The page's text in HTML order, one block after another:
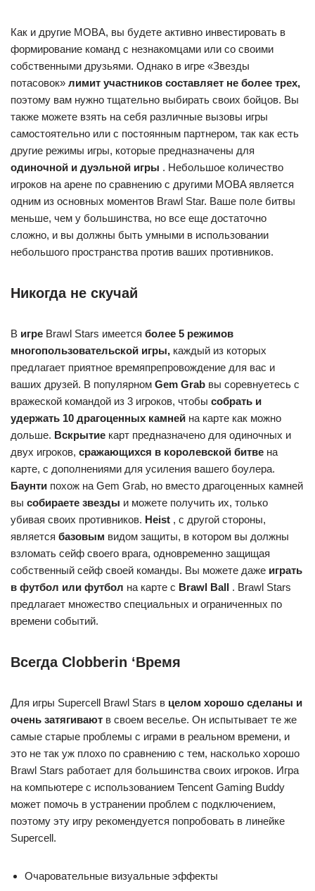
Как и другие MOBA, вы будете активно инвестировать в
формирование команд с незнакомцами или со своими
собственными друзьями. Однако в игре «Звезды
потасовок» лимит участников составляет не более трех,
поэтому вам нужно тщательно выбирать своих бойцов. Вы
также можете взять на себя различные вызовы игры
самостоятельно или с постоянным партнером, так как есть
другие режимы игры, которые предназначены для
одиночной и дуэльной игры . Небольшое количество
игроков на арене по сравнению с другими MOBA является
одним из основных моментов Brawl Star. Ваше поле битвы
меньше, чем у большинства, но все еще достаточно
сложно, и вы должны быть умными в использовании
небольшого пространства против ваших противников.
Никогда не скучай
В игре Brawl Stars имеется более 5 режимов
многопользовательской игры, каждый из которых
предлагает приятное времяпрепровождение для вас и
ваших друзей. В популярном Gem Grab вы соревнуетесь с
вражеской командой из 3 игроков, чтобы собрать и
удержать 10 драгоценных камней на карте как можно
дольше. Вскрытие карт предназначено для одиночных и
двух игроков, сражающихся в королевской битве на
карте, с дополнениями для усиления вашего боулера.
Баунти похож на Gem Grab, но вместо драгоценных камней
вы собираете звезды и можете получить их, только
убивая своих противников. Heist , с другой стороны,
является базовым видом защиты, в котором вы должны
взломать сейф своего врага, одновременно защищая
собственный сейф своей команды. Вы можете даже играть
в футбол или футбол на карте с Brawl Ball . Brawl Stars
предлагает множество специальных и ограниченных по
времени событий.
Всегда Clobberin ‘Время
Для игры Supercell Brawl Stars в целом хорошо сделаны и
очень затягивают в своем веселье. Он испытывает те же
самые старые проблемы с играми в реальном времени, и
это не так уж плохо по сравнению с тем, насколько хорошо
Brawl Stars работает для большинства своих игроков. Игра
на компьютере с использованием Tencent Gaming Buddy
может помочь в устранении проблем с подключением,
поэтому эту игру рекомендуется попробовать в линейке
Supercell.
Очаровательные визуальные эффекты